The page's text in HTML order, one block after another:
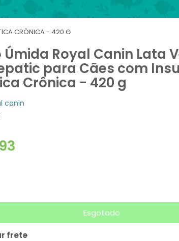
CRÔNICA - 420 G
Úmida Royal Canin Lata
para Cães com
Crônica - 420 g
canin
Esgotado
frete